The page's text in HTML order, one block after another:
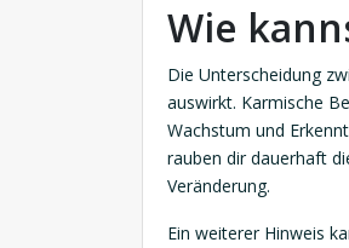
Wie
Die Unterscheidung
auswirkt. Karmische
Wachstum und
rauben dir dauerhaft
Veränderung.
Ein weiterer Hinweis